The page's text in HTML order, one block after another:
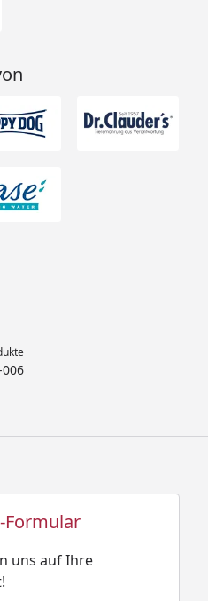
006
Formular
uns auf Ihre